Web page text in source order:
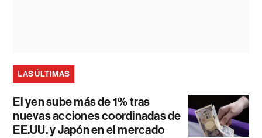
LAS ÚLTIMAS
El yen sube más de 1% tras
nuevas acciones coordinadas de
EE.UU. y Japón en el mercado